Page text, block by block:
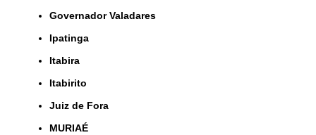
Governador Valadares
Ipatinga
Itabira
Itabirito
Juiz de Fora
MURIAÉ